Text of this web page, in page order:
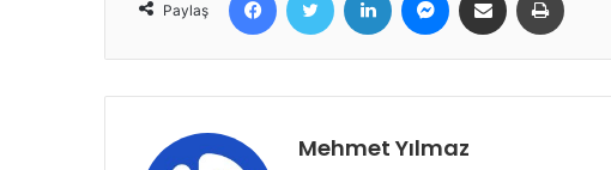
Paylaş
Mehmet Yılmaz